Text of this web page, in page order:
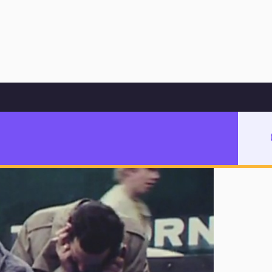
Hoppa till innehåll